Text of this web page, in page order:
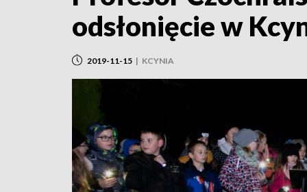
odsłonięcie w
2019-11-15 | KCYNIA